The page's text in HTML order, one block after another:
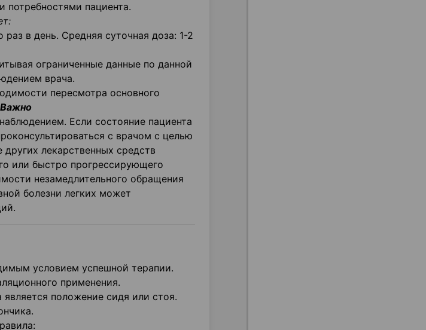
потребностями пациента.
раз в день. Средняя суточная доза: 1-2
ограниченные данные по данной
врача.
пересмотра основного
Важно
Если состояние пациента
с врачом с целью
лекарственных средств
или быстро прогрессирующего
незамедлительного обращения
болезни легких может
условием успешной терапии.
применения.
положение сидя или стоя.